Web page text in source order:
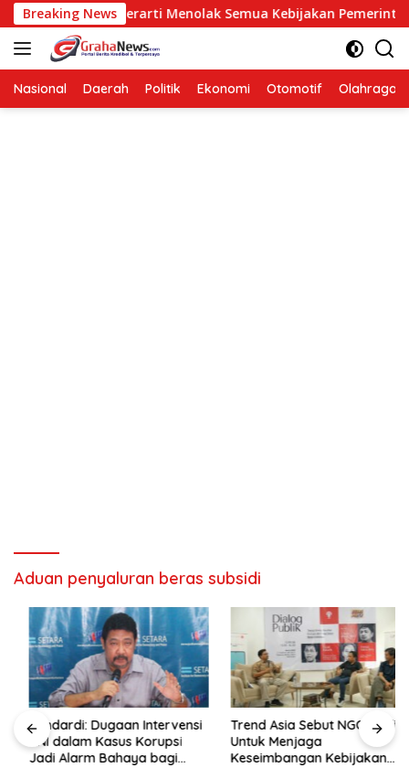
Langsung
ke
konten
Breaking News
Bukan Berarti Menolak Semua Kebijakan Pemerintah
Nasional Daerah Politik Ekonomi Otomotif Olahraga
Aduan penyaluran beras subsidi
Hendardi: Dugaan Intervensi
TNI dalam Kasus Korupsi
Jadi Alarm Bahaya bagi
Trend Asia Sebut NGO Hadir
Untuk Menjaga
Keseimbangan Kebijakan